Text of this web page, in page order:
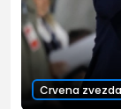
Crvena zvezda